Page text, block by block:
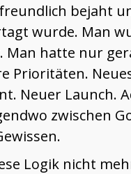
bejaht
wurde. Man
Man hatte nur
Prioritäten.
Neuer Launch.
zwischen
Logik nicht